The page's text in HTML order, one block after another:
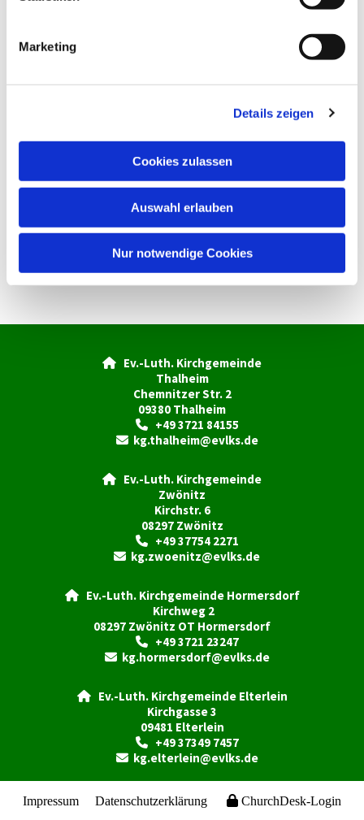
Marketing
Details zeigen
Cookies zulassen
Auswahl erlauben
Nur notwendige Cookies

Ev.-Luth. Kirchgemeinde
Thalheim
Chemnitzer Str. 2
09380 Thalheim
+49 3721 84155
 kg.thalheim@evlks.de

Ev.-Luth. Kirchgemeinde
Zwönitz
Kirchstr. 6
08297 Zwönitz
+49 37754 2271
 kg.zwoenitz@evlks.de
Ev.-Luth. Kirchgemeinde Hormersdorf
Kirchweg 2
08297 Zwönitz OT Hormersdorf
+49 3721 23247
 kg.hormersdorf@evlks.de
Ev.-Luth. Kirchgemeinde Elterlein
Kirchgasse 3
09481 Elterlein
+49 37349 7457
 kg.elterlein@evlks.de
Impressum Datenschutzerklärung ChurchDesk-Login